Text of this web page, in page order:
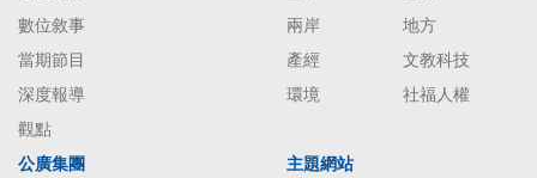
數位敘事
當期節目
深度報導
觀點
兩岸
地方
產經
文教科技
環境
社福人權
公廣集團 主題網站